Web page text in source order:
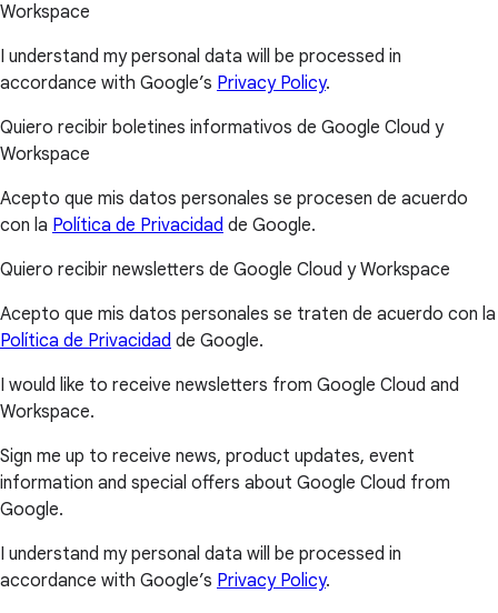
Workspace
I understand my personal data will be processed in
accordance with Google’s Privacy Policy.
Quiero recibir boletines informativos de Google Cloud y
Workspace
Acepto que mis datos personales se procesen de acuerdo
con la Política de Privacidad de Google.
Quiero recibir newsletters de Google Cloud y Workspace
Acepto que mis datos personales se traten de acuerdo con la
Política de Privacidad de Google.
I would like to receive newsletters from Google Cloud and
Workspace.
Sign me up to receive news, product updates, event
information and special offers about Google Cloud from
Google.
I understand my personal data will be processed in
accordance with Google’s Privacy Policy.